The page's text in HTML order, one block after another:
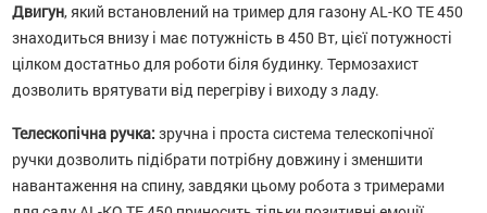
Двигун, який встановлений на тример для газону AL-KO TE 450
знаходиться внизу і має потужність в 450 Вт, цієї потужності
цілком достатньо для роботи біля будинку. Термозахист
дозволить врятувати від перегріву і виходу з ладу.
Телескопічна ручка: зручна і проста система телескопічної
ручки дозволить підібрати потрібну довжину і зменшити
навантаження на спину, завдяки цьому робота з тримерами